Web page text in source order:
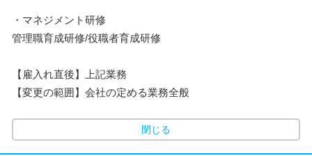
・マネジメント研修
管理職育成研修/役職者育成研修
【雇入れ直後】上記業務
【変更の範囲】会社の定める業務全般
閉じる